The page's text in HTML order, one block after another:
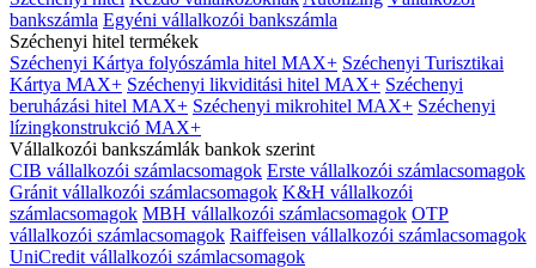
bankszámla Egyéni vállalkozói bankszámla
Széchenyi hitel termékek
Széchenyi Kártya folyószámla hitel MAX+ Széchenyi Turisztikai
Kártya MAX+ Széchenyi likviditási hitel MAX+ Széchenyi
beruházási hitel MAX+ Széchenyi mikrohitel MAX+ Széchenyi
lízingkonstrukció MAX+
Vállalkozói bankszámlák bankok szerint
CIB vállalkozói számlacsomagok Erste vállalkozói számlacsomagok
Gránit vállalkozói számlacsomagok K&H vállalkozói
számlacsomagok MBH vállalkozói számlacsomagok OTP
vállalkozói számlacsomagok Raiffeisen vállalkozói számlacsomagok
UniCredit vállalkozói számlacsomagok